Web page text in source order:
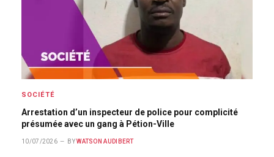
SOCIÉTÉ
Arrestation d’un inspecteur de police pour complicité
présumée avec un gang à Pétion-Ville
10/07/2026 BY WATSON AUDIBERT